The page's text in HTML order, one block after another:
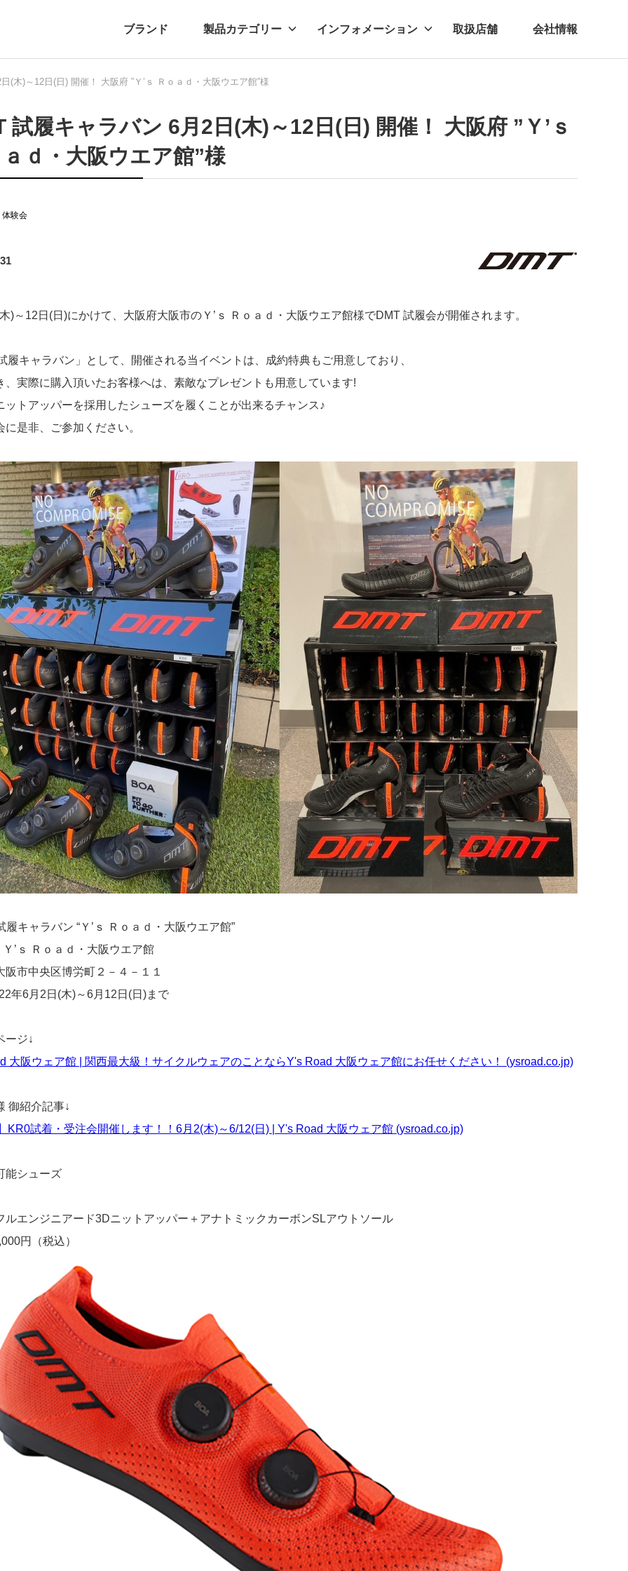
ブランド 製品カテゴリー
車 自転車パーツ アクセサリー
インフォメーション
ース プレスリリース ブログ
取扱店舗 会社情報
(木)～12日(日) 開催！ 大阪府 ”Ｙ’ｓ Ｒｏａｄ・大阪ウエア館”様
試履キャラバン 6月2日(木)～12日(日) 開催！ 大阪府 ”Ｙ’ｓ
ｄ・大阪ウエア館”様
体験会
)～12日(日)にかけて、大阪府大阪市のＹ’ｓ Ｒｏａｄ・大阪ウエア館様でDMT 試履会が開催されます。
履キャラバン」として、開催される当イベントは、成約特典もご用意しており、
、実際に購入頂いたお客様へは、素敵なプレゼントも用意しています!
ットアッパーを採用したシューズを履くことが出来るチャンス♪
に是非、ご参加ください。
履キャラバン “Ｙ’ｓ Ｒｏａｄ・大阪ウエア館”
’ｓ Ｒｏａｄ・大阪ウエア館
阪市中央区博労町２－４－１１
年6月2日(木)～6月12日(日)まで
ージ↓
大阪ウェア館 | 関西最大級！サイクルウェアのことならY's Road 大阪ウェア館にお任せください！ (ysroad.co.jp)
御紹介記事↓
KR0試着・受注会開催します！！6月2(木)～6/12(日) | Y's Road 大阪ウェア館 (ysroad.co.jp)
能シューズ
ルエンジニアード3Dニットアッパー＋アナトミックカーボンSLアウトソール
円（税込）